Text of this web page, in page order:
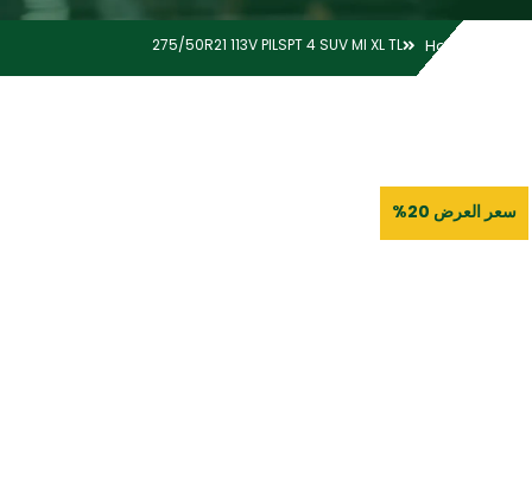
Home
275/50R21 113V PILSPT 4 SUV MI XL TL
سعر العرض 20%